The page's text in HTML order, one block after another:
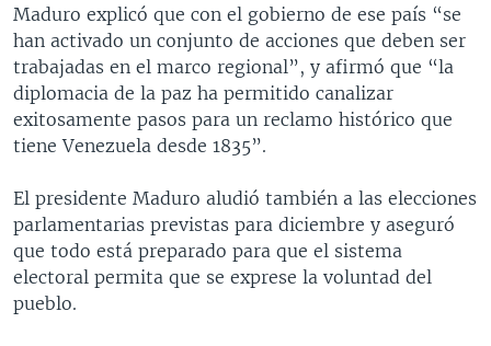
Maduro explicó que con el gobierno de ese país “se
han activado un conjunto de acciones que deben ser
trabajadas en el marco regional”, y afirmó que “la
diplomacia de la paz ha permitido canalizar
exitosamente pasos para un reclamo histórico que
tiene Venezuela desde 1835”.
El presidente Maduro aludió también a las elecciones
parlamentarias previstas para diciembre y aseguró
que todo está preparado para que el sistema
electoral permita que se exprese la voluntad del
pueblo.